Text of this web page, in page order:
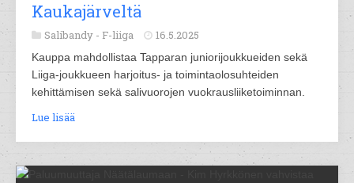
Kaukajärveltä
Salibandy - F-liiga 16.5.2025
Kauppa mahdollistaa Tapparan juniorijoukkueiden sekä
Liiga-joukkueen harjoitus- ja toimintaolosuhteiden
kehittämisen sekä salivuorojen vuokrausliiketoiminnan.
Lue lisää